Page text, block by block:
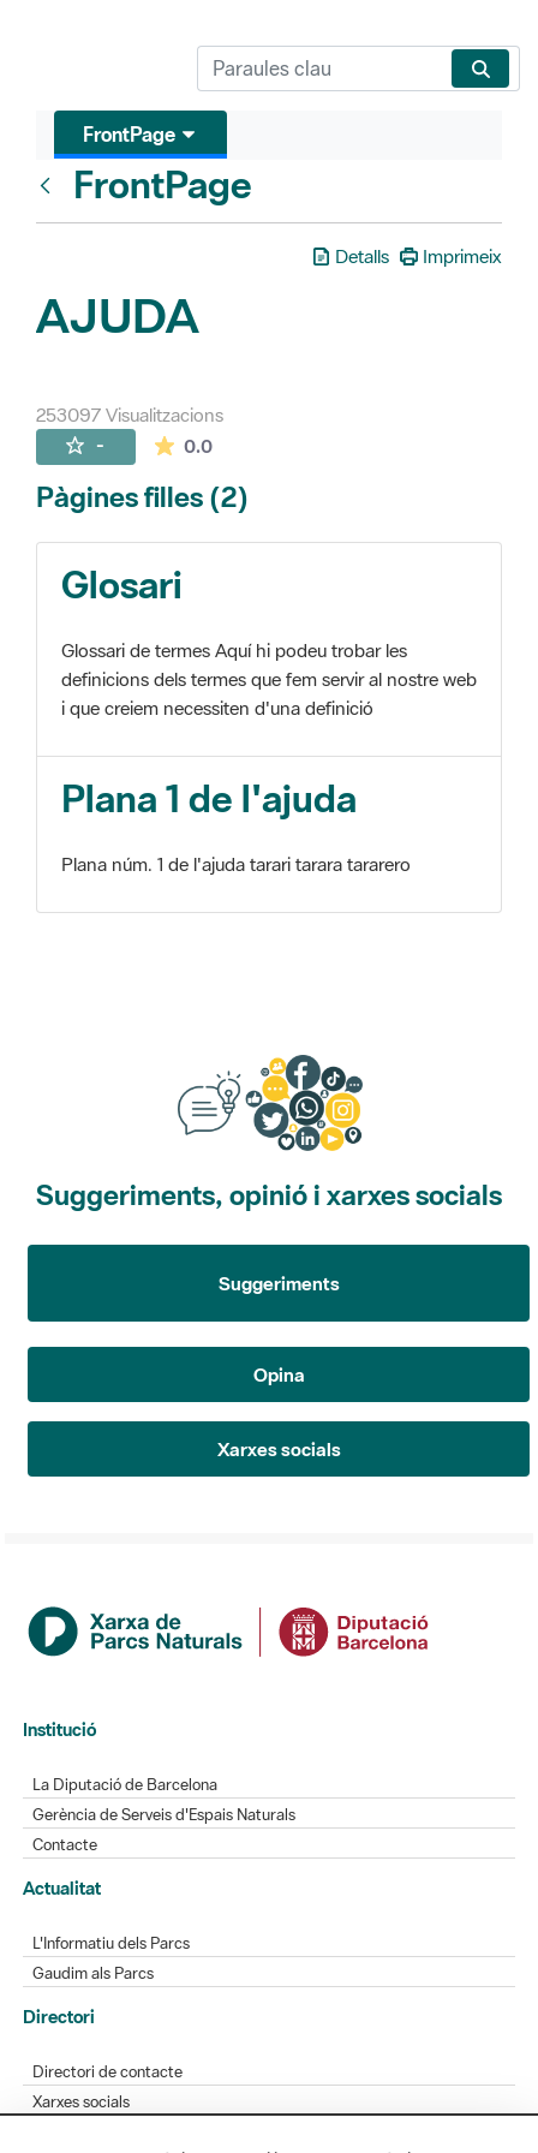
FrontPage
FrontPage
Detalls Imprimeix
AJUDA
253097 Visualitzacions
- 0.0La mitjana de les valoracions és de 0
Pàgines filles (2)
Glosari
Glossari de termes Aquí hi podeu trobar les
definicions dels termes que fem servir al nostre web
i que creiem necessiten d'una definició
Plana 1 de l'ajuda
Plana núm. 1 de l'ajuda tarari tarara tararero
Suggeriments, opinió i xarxes socials
Suggeriments
Opina
Xarxes socials
Institució
La Diputació de Barcelona
Gerència de Serveis d'Espais Naturals
Contacte
Actualitat
L'Informatiu dels Parcs
Gaudim als Parcs
Directori
Directori de contacte
Xarxes socials